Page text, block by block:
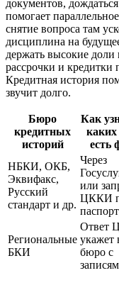
документов,
помогает
снятие вопроса там
дисциплина на
держать высокие доли
рассрочки и кредитки
Кредитная история
звучит долго.
Бюро
кредитных
историй
Как
есть
НБКИ, ОКБ,
Эквифакс,
Русский
стандарт и др.
Через
или
ЦККИ
Региональные
БКИ
Ответ
укажет
бюро с